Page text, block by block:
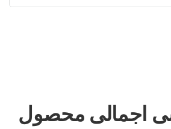
اجمالی محصول